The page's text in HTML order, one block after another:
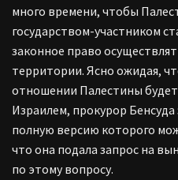
много времени, чтобы
государством-участником
законное право
территории. Ясно ожидая,
отношении Палестины
Израилем, прокурор Бенсуда
полную версию которого
что она подала запрос на
по этому вопросу.